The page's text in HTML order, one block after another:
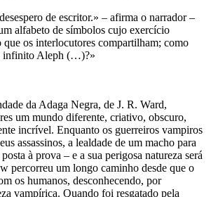
de escritor.» – afirma o narrador –
alfabeto de símbolos cujo exercício
que os interlocutores compartilham; como
infinito Aleph (…)?»
da Adaga Negra, de J. R. Ward,
um mundo diferente, criativo, obscuro,
incrível. Enquanto os guerreiros vampiros
assassinos, a lealdade de um macho para
à prova – e a sua perigosa natureza será
percorreu um longo caminho desde que o
os humanos, desconhecendo, por
vampírica. Quando foi resgatado pela